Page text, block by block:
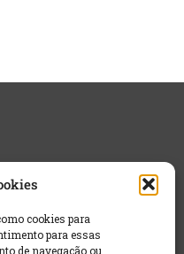
cookies para
para essas
de navegação ou